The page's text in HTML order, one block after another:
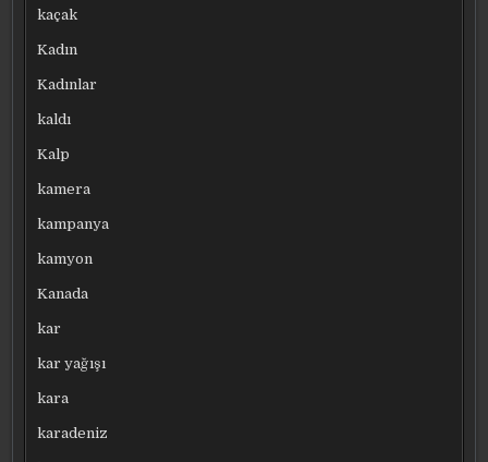
kaçak
Kadın
Kadınlar
kaldı
Kalp
kamera
kampanya
kamyon
Kanada
kar
kar yağışı
kara
karadeniz